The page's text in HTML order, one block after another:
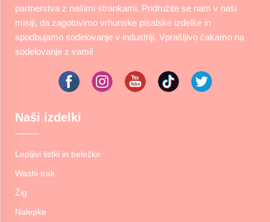
partnerstva z našimi strankami. Pridružite se nam v naši
misiji, da zagotovimo vrhunske pisalske izdelke in
spodbujamo sodelovanje v industriji. Vprašljivo čakamo na
sodelovanje z vami!
Naši izdelki
Lepljivi listki in beležke
Washi trak
Žig
Nalepke